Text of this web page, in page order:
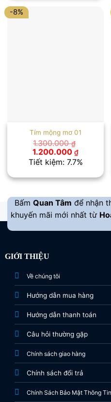
-8%
Tím mộng mơ 01
1.300.000₫
Giá
gốc
là:
1.200.000 ₫Giá
hiện
tại
Tiết kiệm: 7.7%
Bấm Quan Tâm để nhận
khuyến mãi mới nhất từ
GIỚI THIỆU
Về chúng tôi
Hướng dẫn mua hàng
Hướng dẫn thanh toán
Câu hỏi thường gặp
Chính sách giao hàng
Chính sách đổi trả
Chính Sách Bảo Mật Thông Tin